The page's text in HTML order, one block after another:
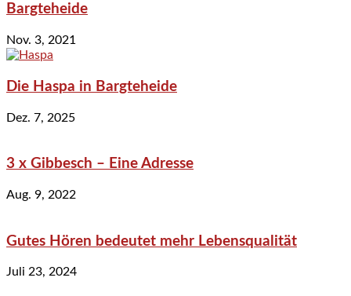
Bargteheide
Nov. 3, 2021
Die Haspa in Bargteheide
Dez. 7, 2025
3 x Gibbesch – Eine Adresse
Aug. 9, 2022
Gutes Hören bedeutet mehr Lebensqualität
Juli 23, 2024